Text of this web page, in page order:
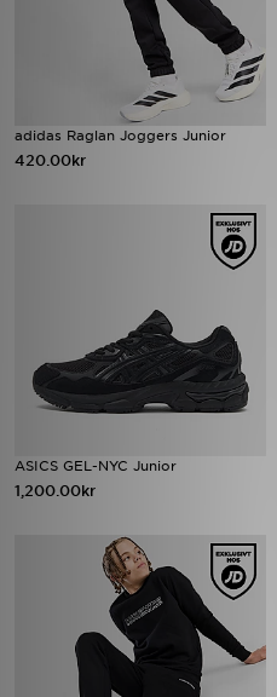
adidas Raglan Joggers Junior
420.00kr
ASICS GEL-NYC Junior
1,200.00kr